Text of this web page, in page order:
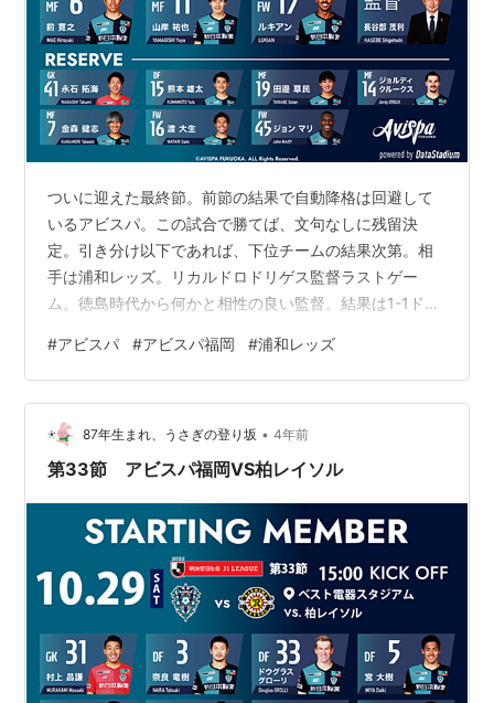
ついに迎えた最終節。前節の結果で自動降格は回避して
いるアビスパ。この試合で勝てば、文句なしに残留決
定。引き分け以下であれば、下位チームの結果次第。相
手は浦和レッズ。リカルドロドリゲス監督ラストゲー
ム。徳島時代から何かと相性の良い監督。結果は1-1ドロ
た。 掴み取った残留。 アビスパは、前節のスタメンとほ
ぼ一緒。3-4-2-1の配置。唯一の変更点はグローリに替わ
ってケネディが起用された。 浦和がボールを持つ、アビ
スパがしっかり待ち構える形。 28分、危ないシーン。大
久保のクロスにフリーで小泉にヘディングで合わせられ
#アビスパ #アビスパ福岡 #浦和レッズ
87年生まれ、うさぎの登り坂 • 4年前
第33節 アビスパ福岡VS柏レイソル